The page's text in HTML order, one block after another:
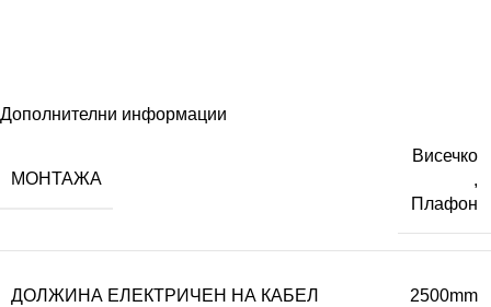
Дополнителни информации
МОНТАЖА
Висечко
,
Плафон
ДОЛЖИНА ЕЛЕКТРИЧЕН НА КАБЕЛ 2500mm